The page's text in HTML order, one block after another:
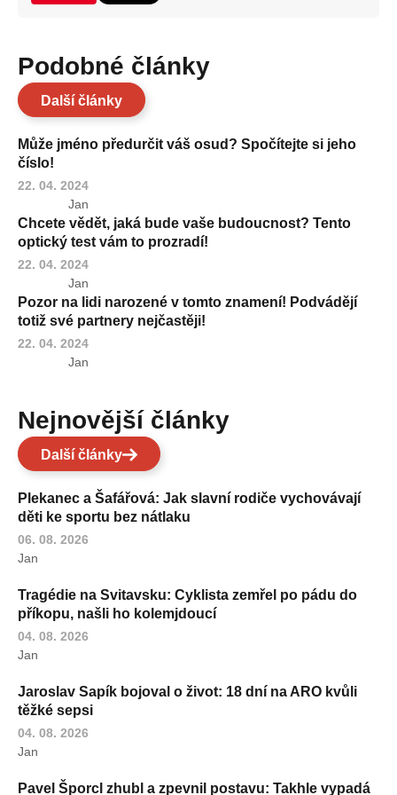
Podobné články
Další články
Může jméno předurčit váš osud? Spočítejte si jeho
číslo!
22. 04. 2024
Jan
Chcete vědět, jaká bude vaše budoucnost? Tento
optický test vám to prozradí!
22. 04. 2024
Jan
Pozor na lidi narozené v tomto znamení! Podvádějí
totiž své partnery nejčastěji!
22. 04. 2024
Jan
Nejnovější články
Další články
Plekanec a Šafářová: Jak slavní rodiče vychovávají
děti ke sportu bez nátlaku
06. 08. 2026
Jan
Tragédie na Svitavsku: Cyklista zemřel po pádu do
příkopu, našli ho kolemjdoucí
04. 08. 2026
Jan
Jaroslav Sapík bojoval o život: 18 dní na ARO kvůli
těžké sepsi
04. 08. 2026
Jan
Pavel Šporcl zhubl a zpevnil postavu: Takhle vypadá